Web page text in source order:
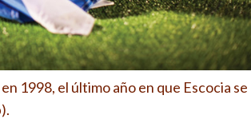
1998, el último año en que Escocia se